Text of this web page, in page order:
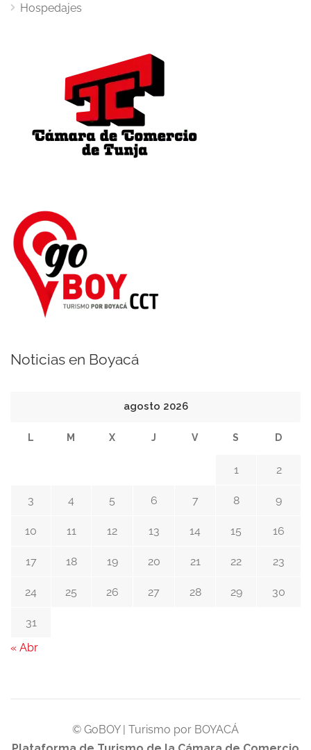
Hospedajes
Noticias en Boyacá
agosto 2026
L M X J V S D
1 2
3 4 5 6 7 8 9
10 11 12 13 14 15 16
17 18 19 20 21 22 23
24 25 26 27 28 29 30
31
« Abr
© GoBOY | Turismo por BOYACÁ